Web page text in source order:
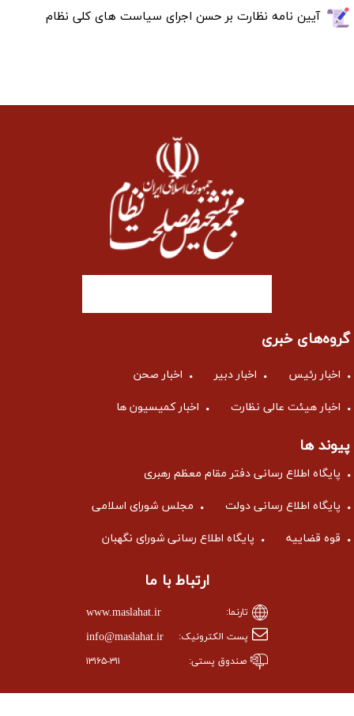
آیین نامه نظارت بر حسن اجرای سیاست های کلی نظام
گروه‌های خبری
اخبار رئیس اخبار دبیر اخبار صحن
اخبار هیئت عالی نظارت اخبار کمیسیون ها
پیوند ها
پایگاه اطلاع رسانی دفتر مقام معظم رهبری
پایگاه اطلاع رسانی دولت مجلس شورای اسلامی
قوه قضاییه پایگاه اطلاع رسانی شورای نگهبان
ارتباط با ما
تارنما: www.maslahat.ir
پست الکترونیک: info@maslahat.ir
صندوق پستی: ۱۳۱۶۵-۳۱۱